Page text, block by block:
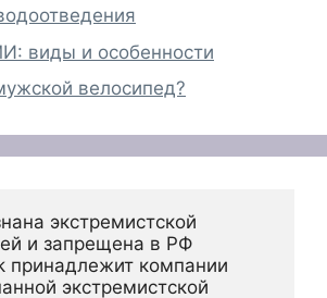
виды и особенности
велосипед?
экстремистской
и запрещена в РФ
принадлежит компании
экстремистской